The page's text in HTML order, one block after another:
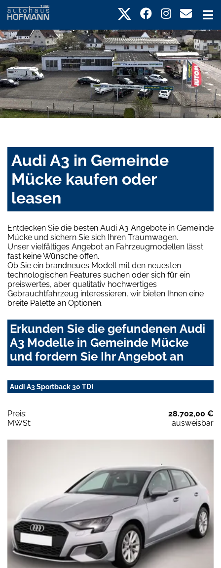
Audi A3 in Gemeinde
Mücke kaufen oder
leasen
Entdecken Sie die besten Audi A3 Angebote in Gemeinde
Mücke und sichern Sie sich Ihren Traumwagen.
Unser vielfältiges Angebot an Fahrzeugmodellen lässt
fast keine Wünsche offen.
Ob Sie ein brandneues Modell mit den neuesten
technologischen Features suchen oder sich für ein
preiswertes, aber qualitativ hochwertiges
Gebrauchtfahrzeug interessieren, wir bieten Ihnen eine
breite Palette an Optionen.
Erkunden Sie die gefundenen Audi
A3 Modelle in Gemeinde Mücke
und fordern Sie Ihr Angebot an
Audi A3 Sportback 30 TDI
Preis:
28.702,00 €
MWSt:
ausweisbar